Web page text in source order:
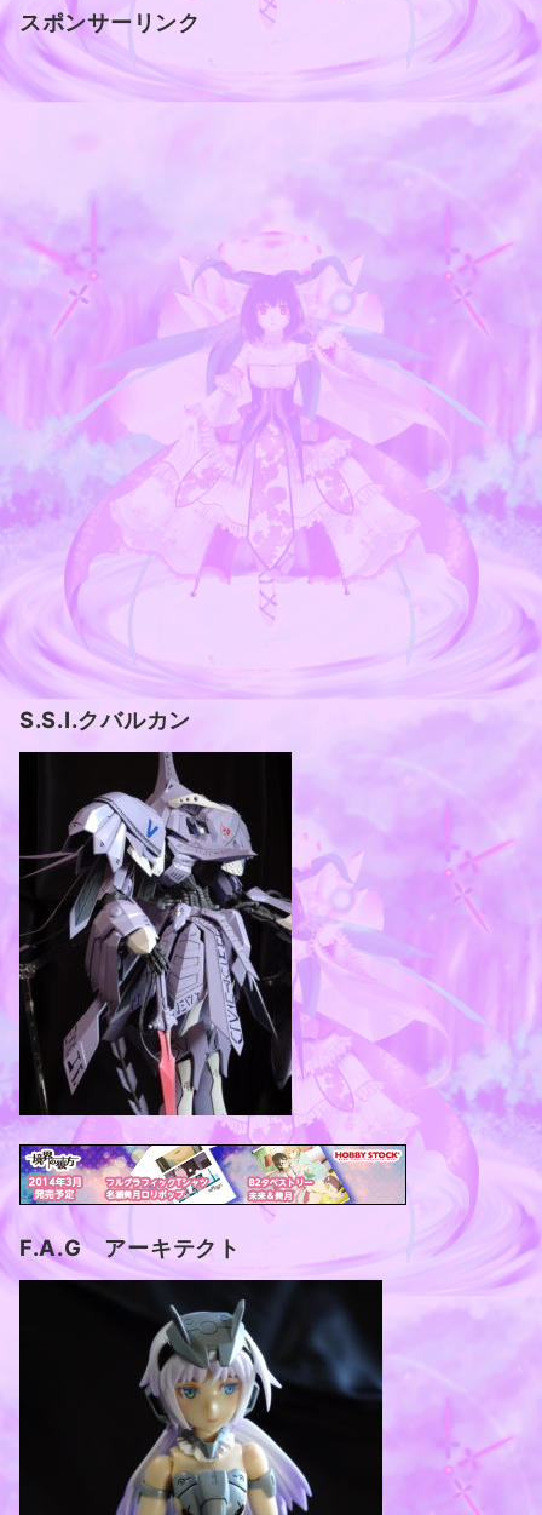
スポンサーリンク
S.S.I.クバルカン
F.A.G アーキテクト